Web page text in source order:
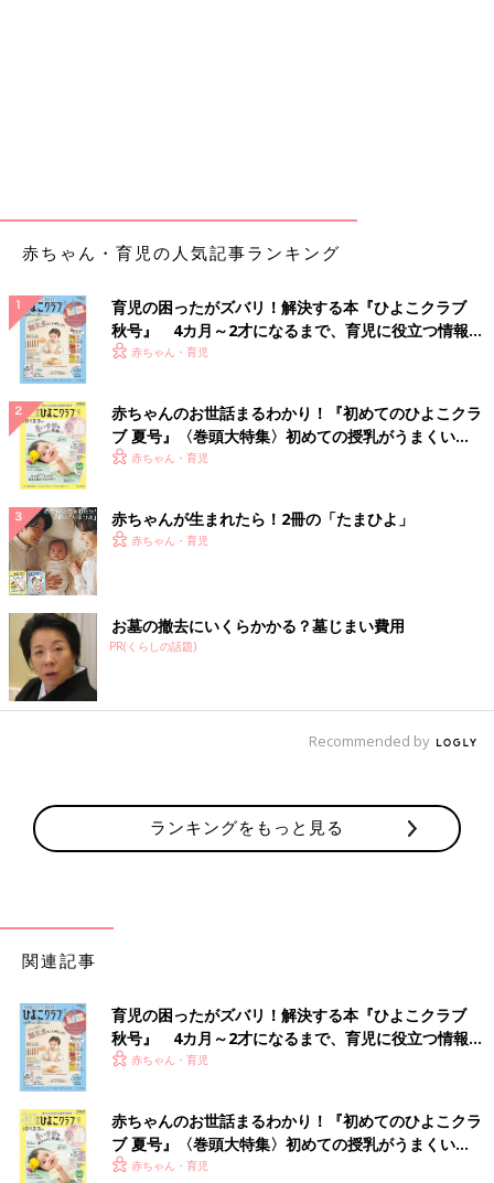
出典：Instagramアカウント「06kana11」
kanaさんは「KIDS コットングラフィックビッグT」を購入。ロ
ゴの雰囲気がカッコよく、襟元から袖に向かってのブラックカラ
「RELAXED」の文字がインパクト大！おしゃれな
赤ちゃん・育児の人気記事ランキング
育児の困ったがズバリ！解決する本『ひよこクラブ
秋号』 4カ月～2才になるまで、育児に役立つ情報が
いっぱい！
赤ちゃん・育児
赤ちゃんのお世話まるわかり！『初めてのひよこクラ
ブ 夏号』〈巻頭大特集〉初めての授乳がうまくい
く！ おっぱい・ミルクの基本と夏のトラブル 解決テ
赤ちゃん・育児
赤ちゃんが生まれたら！2冊の「たまひよ」
赤ちゃん・育児
お墓の撤去にいくらかかる？墓じまい費用
PR(くらしの話題)
Recommended by
ランキングをもっと見る
関連記事
育児の困ったがズバリ！解決する本『ひよこクラブ
秋号』 4カ月～2才になるまで、育児に役立つ情報が
いっぱい！
赤ちゃん・育児
赤ちゃんのお世話まるわかり！『初めてのひよこクラ
ブ 夏号』〈巻頭大特集〉初めての授乳がうまくい
く！ おっぱい・ミルクの基本と夏のトラブル 解決テ
赤ちゃん・育児